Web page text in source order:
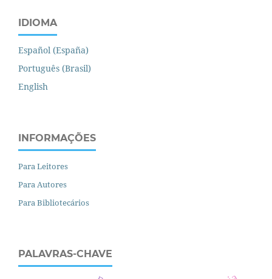
IDIOMA
Español (España)
Português (Brasil)
English
INFORMAÇÕES
Para Leitores
Para Autores
Para Bibliotecários
PALAVRAS-CHAVE